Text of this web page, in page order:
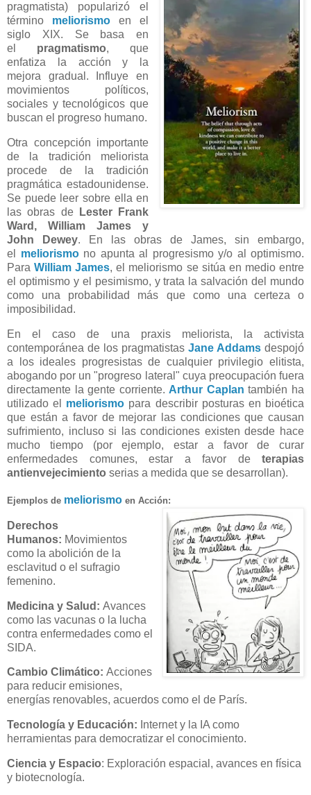
pragmatista) popularizó el
término meliorismo
en el
siglo XIX. Se basa en
el pragmatismo, que
enfatiza la acción y la
mejora gradual.
Influye en
movimientos políticos,
sociales y tecnológicos que
buscan el progreso humano.
Otra concepción importante
de la tradición meliorista
procede de la tradición
pragmática estadounidense.
Se puede leer sobre ella en
las obras de
Lester Frank
Ward, William James y
John Dewey. En las obras de James, sin embargo,
el meliorismo no apunta al progresismo y/o al optimismo.
ParaWilliam James, el meliorismo se sitúa en medio entre
el optimismo y el pesimismo, y trata la salvación del mundo
como una probabilidad más que como una certeza o
imposibilidad.
En el caso de una praxis meliorista, la activista
contemporánea de los pragmatistas Jane Addams despojó
a los ideales progresistas de cualquier privilegio elitista,
abogando por un "progreso lateral" cuya preocupación fuera
directamente la gente corriente. Arthur Caplan también ha
utilizado el meliorismo para describir posturas en bioética
que están a favor de mejorar las condiciones que causan
sufrimiento, incluso si las condiciones existen desde hace
mucho tiempo (por ejemplo, estar a favor de curar
enfermedades comunes, estar a favor de terapias
antienvejecimiento serias a medida que se desarrollan).
Ejemplos de meliorismo en Acción:
Derechos
Humanos: Movimientos
como la abolición de la
esclavitud o el sufragio
femenino.
Medicina y Salud: Avances
como las vacunas o la lucha
contra enfermedades como el
SIDA.
Cambio Climático: Acciones
para reducir emisiones,
energías renovables, acuerdos como el de París.
Tecnología y Educación: Internet y la IA como
herramientas para democratizar el conocimiento.
Ciencia y Espacio: Exploración espacial, avances en física
y biotecnología.